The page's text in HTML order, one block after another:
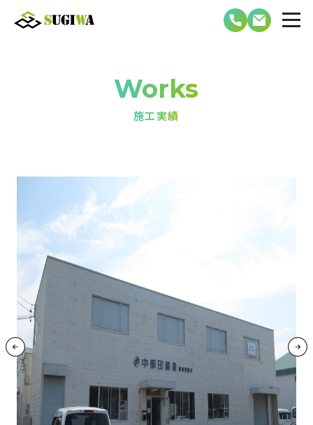
Works
施工実績